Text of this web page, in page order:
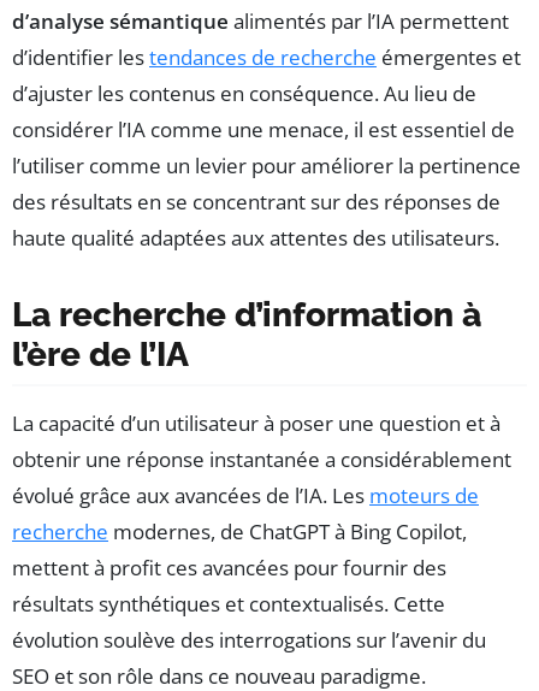
d’analyse sémantique alimentés par l’IA permettent
d’identifier lestendances de recherche émergentes et
d’ajuster les contenus en conséquence. Au lieu de
considérer l’IA comme une menace, il est essentiel de
l’utiliser comme un levier pour améliorer la pertinence
des résultats en se concentrant sur des réponses de
haute qualité adaptées aux attentes des utilisateurs.
La recherche d’information à
l’ère de l’IA
La capacité d’un utilisateur à poser une question et à
obtenir une réponse instantanée a considérablement
évolué grâce aux avancées de l’IA. Les moteurs de
recherche modernes, de ChatGPT à Bing Copilot,
mettent à profit ces avancées pour fournir des
résultats synthétiques et contextualisés. Cette
évolution soulève des interrogations sur l’avenir du
SEO et son rôle dans ce nouveau paradigme.